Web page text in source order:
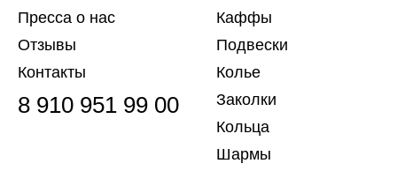
Пресса о нас
Отзывы
Контакты
8 910 951 99 00
Каффы
Подвески
Колье
Заколки
Кольца
Шармы